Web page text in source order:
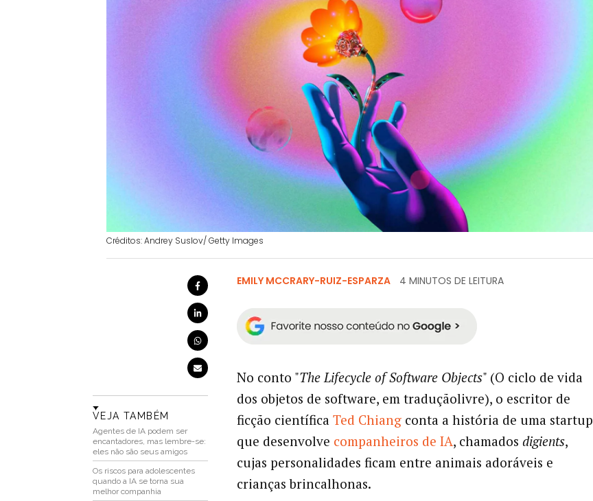
Créditos: Andrey Suslov/ Getty Images
VEJA TAMBÉM
Agentes de IA podem ser
encantadores, mas lembre-se:
eles não são seus amigos
Os riscos para adolescentes
quando a IA se torna sua
melhor companhia
EMILY MCCRARY-RUIZ-ESPARZA 4 MINUTOS DE LEITURA
No conto "The Lifecycle of Software Objects" (O ciclo de vida
dos objetos de software, em traduçãolivre), o escritor de
ficção científica Ted Chiangconta a história de uma startup
que desenvolve companheiros de IA, chamados digients,
cujas personalidades ficam entre animais adoráveis e
crianças brincalhonas.